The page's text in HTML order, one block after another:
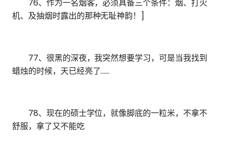
76、作为一名烟客，必须具备三个条件：烟、打火
机、及抽烟时露出的那种无耻神韵！]
77、很黑的深夜，我突然想要学习，可是当我找到
蜡烛的时候，天已经亮了……
78、现在的硕士学位，就像脚底的一粒米，不拿不
舒服，拿了又不能吃